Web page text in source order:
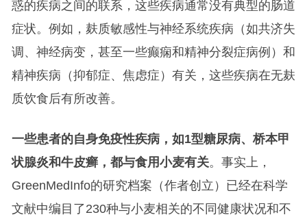
惑的疾病之间的联系，这些疾病通常没有典型的肠道
症状。例如，麸质敏感性与神经系统疾病（如共济失
调、神经病变，甚至一些癫痫和精神分裂症病例）和
精神疾病（抑郁症、焦虑症）有关，这些疾病在无麸
质饮食后有所改善。
一些患者的自身免疫性疾病，如1型糖尿病、桥本甲
状腺炎和牛皮癣，都与食用小麦有关。事实上，
GreenMedInfo的研究档案（作者创立）已经在科学
文献中编目了230种与小麦相关的不同健康状况和不